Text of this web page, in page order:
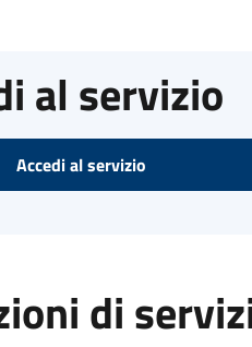
al servizio
Accedi al servizio
di